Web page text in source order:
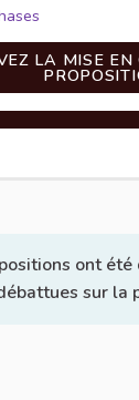
LA MISE EN
ont été
sur la